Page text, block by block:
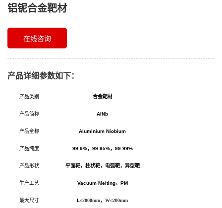
铝铌合金靶材
在线咨询
产品详细参数如下：
产品类别 合金靶材
产品简称 AlNb
产品全称 Aluminium Niobium
产品纯度 99.9%，99.95%，99.99%
产品形状 平面靶，柱状靶，电弧靶，异型靶
生产工艺 Vacuum Melting，PM
最大尺寸 L≤2000mm，W≤200mm